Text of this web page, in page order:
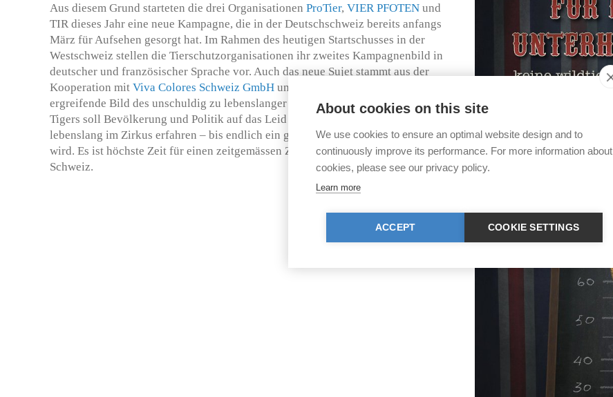
Aus diesem Grund starteten die drei Organisationen ProTier, VIER PFOTEN und
TIR dieses Jahr eine neue Kampagne, die in der Deutschschweiz bereits anfangs
März für Aufsehen gesorgt hat. Im Rahmen des heutigen Startschusses in der
Westschweiz stellen die Tierschutzorganisationen ihr zweites Kampagnenbild in
deutscher und französischer Sprache vor. Auch das neue Sujet stammt aus der
Kooperation mit Viva Colores Schweiz GmbH und
ergreifende Bild des unschuldig zu lebenslanger Gefangenschaft verurteilten
Tigers soll Bevölkerung und Politik auf das Leid hinweisen, das Wildtiere
lebenslang im Zirkus erfahren – bis endlich ein gesetzliches Verbot umgesetzt
wird. Es ist höchste Zeit für einen zeitgemässen Zirkus ohne Wildtiere, auch in der
Schweiz.
About cookies on this site
We use cookies to ensure an optimal website design and to
continuously improve its performance. For more information about
cookies, please see our privacy policy.
Learn more
ACCEPT COOKIE SETTINGS